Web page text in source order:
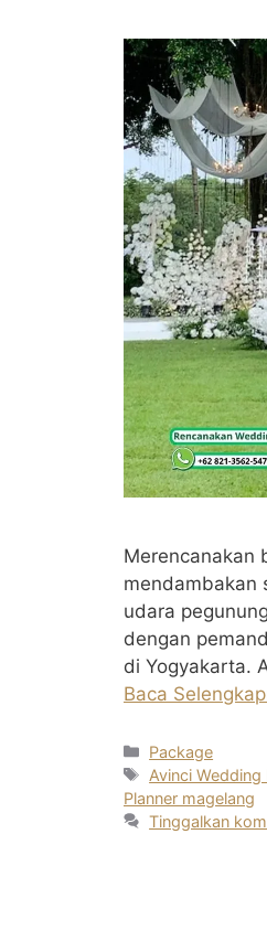
Merencanakan
mendambakan
udara
dengan
di Yogyakarta.
Baca
Kategori
Package
Tag
Avinci Wedding
Planner magelang
Tinggalkan